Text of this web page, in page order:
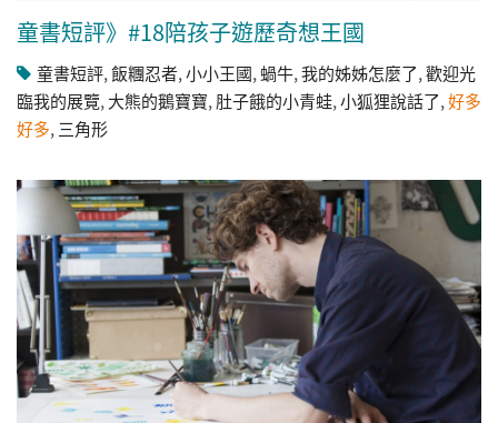
童書短評》#18陪孩子遊歷奇想王國
童書短評,飯糰忍者,小小王國, 蝸牛,我的姊姊怎麼了,歡迎光
臨我的展覽, 大熊的鵝寶寶, 肚子餓的小青蛙,小狐狸說話了,好多
好多, 三角形